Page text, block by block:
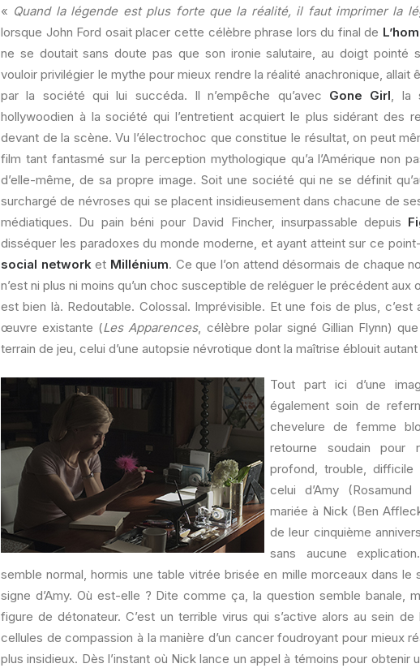
« Quand la légende est plus forte que la réalité, il faut imprimer la
lorsque John Ford osait placer cette célèbre phrase lors du final de
ne se doutait sans doute pas que son ironie salutaire, au doigt pointé
vouloir privilégier le mythe pour mieux rendre la réalité anachronique,
par la société qui lui succéda. Il n’empêche qu’avec Gone Girl, la
hollywoodien à la société qui l’entretient acquiert le plus sidérant des
devant de la scène. Vu l’électrochoc que constitue le résultat, on peut
film tant fantasmé sur la perception mythologique qu’a l’Amérique non
d’elle-même, de sa propre image. Soit une société qui ne se définit
surchargé de névroses qui se placent insidieusement dans chacune de
médiatiques. Du pain béni pour David Fincher, insurpassable depuis
disséquer les paradoxes du monde moderne, et ayant atteint sur ce
social networket Millénium. Ce que l’on attend désormais de chaque
n’est ni plus ni moins qu’un choc susceptible de reléguer le précédent aux
est bien là. Redoutable. Colossal. Imprévisible. Et une fois de plus, c’est
œuvre existante (Les Apparences, célèbre polar signé Gillian Flynn)
terrain de jeu, celui d’une autopsie névrotique dont la maîtrise éblouit autant
Tout part ici d’une
également soin de
chevelure de femme
retourne soudain pour
profond, trouble,
celui d’Amy
mariée à Nick (Ben
de leur cinquième
sans aucune
semble normal, hormis une table vitrée brisée en mille morceaux dans le
signe d’Amy. Où est-elle ? Dite comme ça, la question semble banale,
figure de détonateur. C’est un terrible virus qui s’active alors au sein de
cellules de compassion à la manière d’un cancer foudroyant pour mieux
plus insidieux. Dès l’instant où Nick lance un appel à témoins pour obtenir